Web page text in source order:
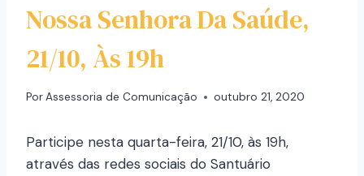
Nossa Senhora Da Saúde,
21/10, Às 19h
PorAssessoria de Comunicação outubro 21, 2020
Participe nesta quarta-feira, 21/10, às 19h,
através das redes sociais do Santuário